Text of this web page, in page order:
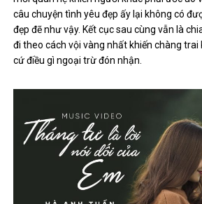
câu chuyện tình yêu đẹp ấy lại không có
đẹp đẽ như vậy. Kết cục sau cùng vẫn là
đi theo cách vội vàng nhất khiến chàng trai
cứ điều gì ngoại trừ đón nhận.